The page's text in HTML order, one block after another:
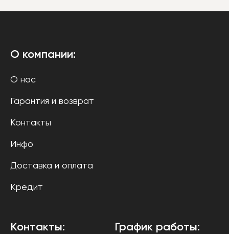
О компании:
О нас
Гарантия и возврат
Контакты
Инфо
Доставка и оплата
Кредит
Контакты: График работы: